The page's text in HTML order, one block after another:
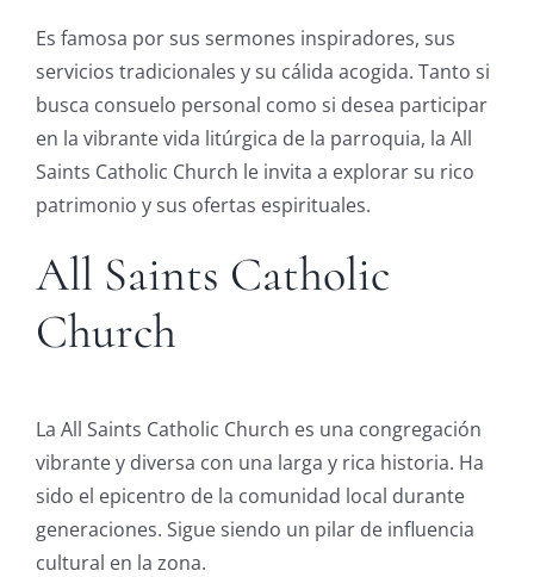
Es famosa por sus sermones inspiradores, sus
servicios tradicionales y su cálida acogida. Tanto si
busca consuelo personal como si desea participar
en la vibrante vida litúrgica de la parroquia, la All
Saints Catholic Church le invita a explorar su rico
patrimonio y sus ofertas espirituales.
All Saints Catholic
Church
La All Saints Catholic Church es una congregación
vibrante y diversa con una larga y rica historia. Ha
sido el epicentro de la comunidad local durante
generaciones. Sigue siendo un pilar de influencia
cultural en la zona.